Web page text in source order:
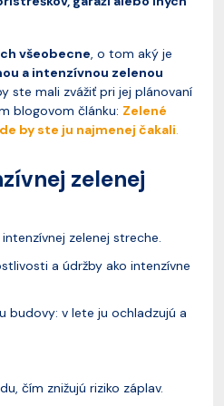
všeobecne, o tom aký je
a intenzívnou zelenou
ste mali zvážiť pri jej plánovaní
blogovom článku: Zelené
by ste ju najmenej čakali.
zelenej
zelenej streche.
a údržby ako intenzívne
budovy: v lete ju ochladzujú a
čím znižujú riziko záplav.